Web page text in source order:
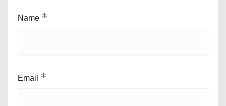
Name *
Email *